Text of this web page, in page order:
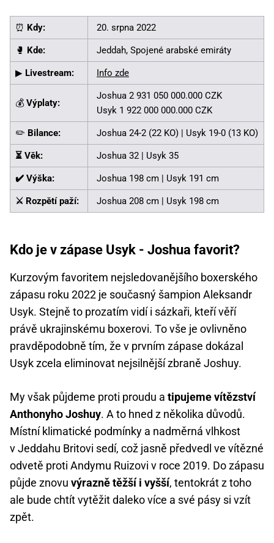
⏰ Kdy: 20. srpna 2022
🥊 Kde: Jeddah, Spojené arabské emiráty
▶ Livestream: Info zde
💰 Výplaty:
Joshua 2 931 050 000.000 CZK
Usyk 1 922 000 000.000 CZK
✏️ Bilance: Joshua 24-2 (22 KO) | Usyk 19-0 (13 KO)
⏳ Věk: Joshua 32 | Usyk 35
✔️ Výška: Joshua 198 cm | Usyk 191 cm
⚔️ Rozpětí paží: Joshua 208 cm | Usyk 198 cm
Kdo je v zápase Usyk - Joshua favorit?
Kurzovým favoritem nejsledovanějšího boxerského
zápasu roku 2022 je současný šampion Aleksandr
Usyk. Stejně to prozatím vidí i sázkaři, kteří věří
právě ukrajinskému boxerovi. To vše je ovlivněno
pravděpodobně tím, že v prvním zápase dokázal
Usyk zcela eliminovat nejsilnější zbraně Joshuy.
My však půjdeme proti proudu a tipujeme vítězství
Anthonyho Joshuy. A to hned z několika důvodů.
Místní klimatické podmínky a nadměrná vlhkost
v Jeddahu Britovi sedí, což jasně předvedl ve vítězné
odvetě proti Andymu Ruizovi v roce 2019. Do zápasu
půjde znovu výrazně těžší i vyšší, tentokrát z toho
ale bude chtít vytěžit daleko více a své pásy si vzít
zpět.